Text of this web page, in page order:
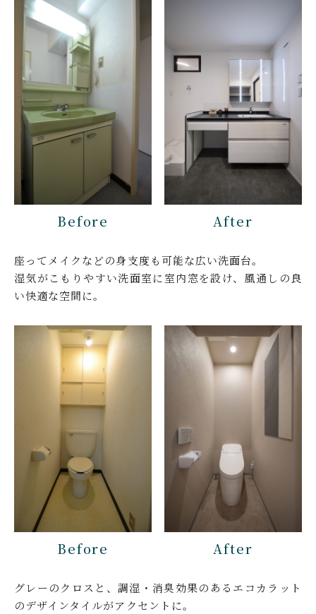
Before After
座ってメイクなどの身支度も可能な広い洗面台。
湿気がこもりやすい洗面室に室内窓を設け、風通しの良
い快適な空間に。
Before After
グレーのクロスと、調湿・消臭効果のあるエコカラット
のデザインタイルがアクセントに。